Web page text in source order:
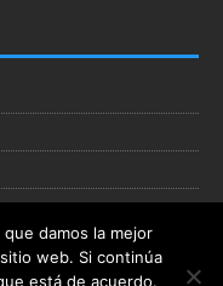
damos la mejor
web. Si continúa
está de acuerdo.